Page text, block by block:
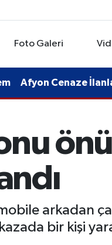
Foto Galeri
Afyon Cenaze
arkadan
bir kişi